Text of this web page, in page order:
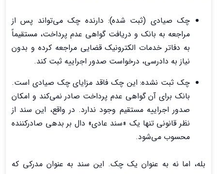
چک صیادی (ثبت شده): دارنده چک می‌تواند پس از
مراجعه به بانک و دریافت گواهی عدم پرداخت، مستقیماً
به دفاتر خدمات الکترونیک قضایی مراجعه کرده و بدون
نیاز به دادرسی، درخواست صدور اجراییه ثبت کند.
چک ثبت نشده: این چک فاقد مزایای چک صیادی است.
بانک برای آن گواهی عدم پرداخت صادر نمی‌کند و امکان
صدور اجراییه مستقیم وجود ندارد. در واقع، این سند از
نظر قانونی تنها یک «سند عادی» دال بر بدهی صادرکننده
محسوب می‌شود.
بله، اما نه به عنوان یک چک. این سند به عنوان مدرکی که